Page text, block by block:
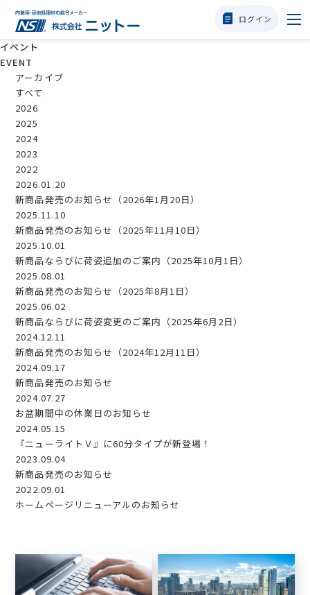
ログイン
選ばれる理由
商品一覧
タフクラック・P
使用方法
職人様の声
会社概要
よくある質問
カタログダウンロード
イベント
EVENT
アーカイブ
すべて
2026
2025
2024
2023
2022
2026.01.20
新商品発売のお知らせ（2026年1月20日）
2025.11.10
新商品発売のお知らせ（2025年11月10日）
2025.10.01
新商品ならびに荷姿追加のご案内（2025年10月1日）
2025.08.01
新商品発売のお知らせ（2025年8月1日）
2025.06.02
新商品ならびに荷姿変更のご案内（2025年6月2日）
2024.12.11
新商品発売のお知らせ（2024年12月11日）
2024.09.17
新商品発売のお知らせ
2024.07.27
お盆期間中の休業日のお知らせ
2024.05.15
『ニューライトＶ』に60分タイプが新登場！
2023.09.04
新商品発売のお知らせ
2022.09.01
ホームページリニューアルのお知らせ